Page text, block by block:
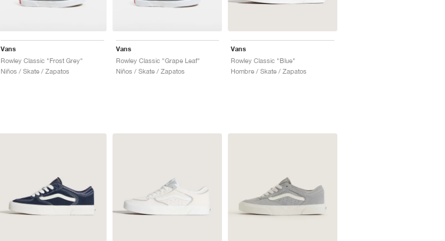
Vans
Rowley Classic "Frost Grey"
Niños / Skate / Zapatos
Vans
Rowley Classic "Grape Leaf"
Niños / Skate / Zapatos
Vans
Rowley Classic "Blue"
Hombre / Skate / Zapatos